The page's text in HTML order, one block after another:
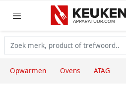
Opwarmen Ovens ATAG